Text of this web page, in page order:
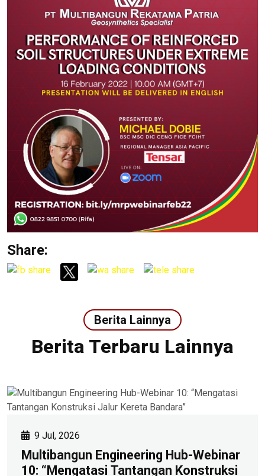
Share:
Berita Lainnya
Berita Terbaru Lainnya
9 Jul, 2026
Multibangun Engineering Hub-Webinar
10: “Mengatasi Tantangan Konstruksi